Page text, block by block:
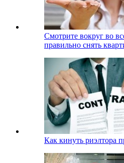
Смотрите вокруг во
правильно снять
Как кинуть риэлтора